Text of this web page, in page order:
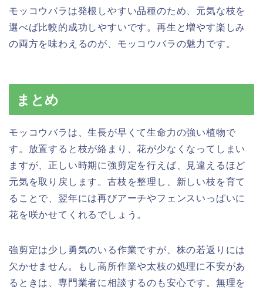
モッコウバラは発根しやすい品種のため、元気な枝を
選べば比較的成功しやすいです。再生と増やす楽しみ
の両方を味わえるのが、モッコウバラの魅力です。
まとめ
モッコウバラは、生長が早くて生命力の強い植物で
す。放置すると枝が絡まり、花が少なくなってしまい
ますが、正しい時期に強剪定を行えば、見違えるほど
元気を取り戻します。古枝を整理し、新しい枝を育て
ることで、翌年には再びアーチやフェンスいっぱいに
花を咲かせてくれるでしょう。
強剪定は少し勇気のいる作業ですが、株の若返りには
欠かせません。もし高所作業や太枝の処理に不安があ
るときは、専門業者に相談するのも安心です。無理を